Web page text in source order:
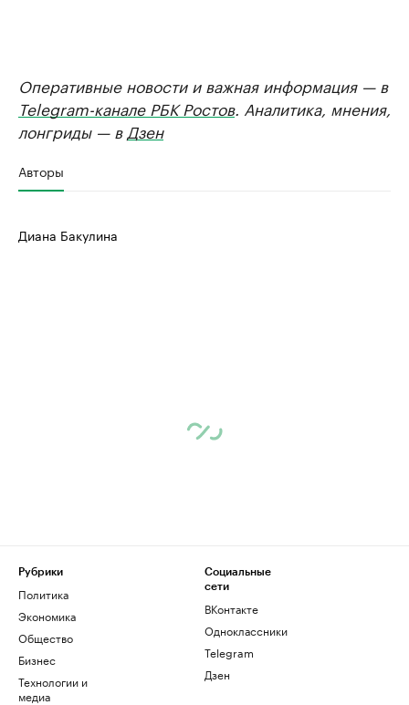
Оперативные новости и важная информация — в
Telegram-канале РБК Ростов. Аналитика, мнения,
лонгриды — в Дзен
Авторы
Диана Бакулина
Рубрики
Политика
Экономика
Общество
Бизнес
Технологии и
медиа
Социальные
сети
ВКонтакте
Одноклассники
Telegram
Дзен